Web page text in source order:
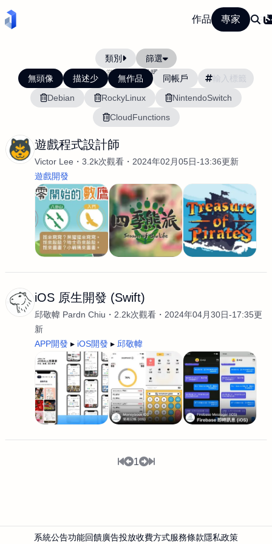
作品 專家
類別 篩選
當前排序: 活躍度
無頭像 描述少 無作品
同帳戶
Debian
RockyLinux
NintendoSwitch
CloudFunctions
遊戲程式設計師
Victor Lee 3.2k次觀看
2024年02月05日-13:36更新
遊戲開發
iOS 原生開發 (Swift)
邱敬幃 Pardn Chiu 2.2k次觀看
2024年04月30日-17:35更
新
APP開發
iOS開發 邱敬幃
1
系統公告功能回饋廣告投放收費方式服務條款隱私政策